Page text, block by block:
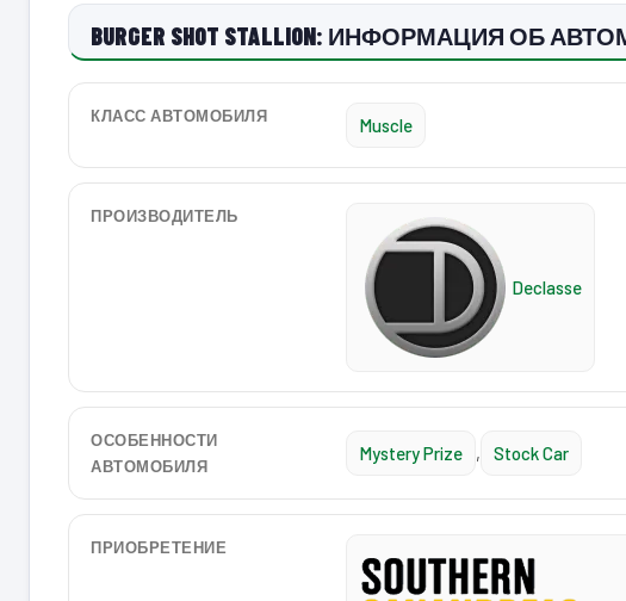
BURGER SHOT STALLION: ИНФОРМАЦИЯ ОБ
КЛАСС АВТОМОБИЛЯ Muscle
ПРОИЗВОДИТЕЛЬ
Declasse
ОСОБЕННОСТИ
АВТОМОБИЛЯ
Mystery Prize , Stock Car
ПРИОБРЕТЕНИЕ